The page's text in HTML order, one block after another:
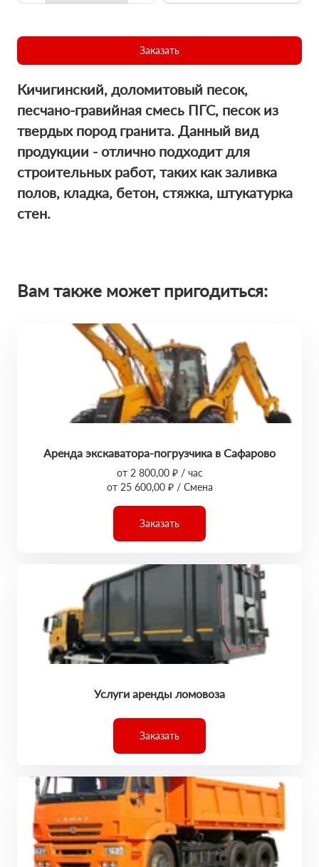
Заказать
Кичигинский, доломитовый песок,
пecчaно-гравийная смесь ПГС, песок из
твердых пород гранита. Данный вид
продукции - отлично подходит для
строительных работ, таких как заливка
полов, кладка, бетон, стяжка, штукатурка
стен.
Вам также может пригодиться:
Аренда экскаватора-погрузчика в Сафарово
от 2 800,00 ₽ / час
от 25 600,00 ₽ / Смена
Заказать
Услуги аренды ломовоза
Заказать